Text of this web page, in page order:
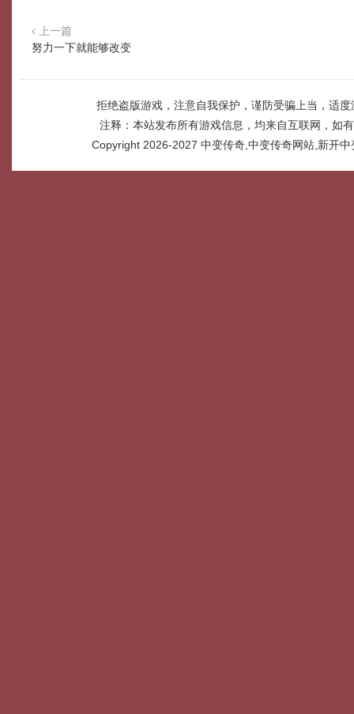
上一篇
努力一下就能够改变
拒绝盗版游戏，注意自我保护，谨防受骗上当，适
注释：本站发布所有游戏信息，均来自互联网，如
Copyright 2026-2027 中变传奇,中变传奇网站,新开